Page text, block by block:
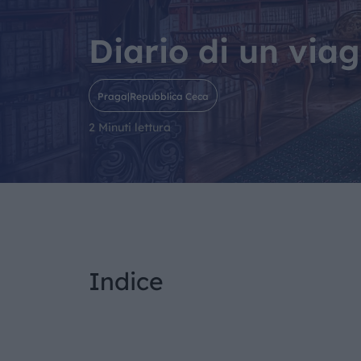
Diario di un
Praga|Repubblica Ceca
2 Minuti lettura
Indice